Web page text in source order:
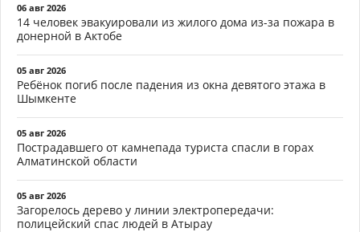
06 авг 2026
14 человек эвакуировали из жилого дома из-за пожара в
донерной в Актобе
05 авг 2026
Ребёнок погиб после падения из окна девятого этажа в
Шымкенте
05 авг 2026
Пострадавшего от камнепада туриста спасли в горах
Алматинской области
05 авг 2026
Загорелось дерево у линии электропередачи:
полицейский спас людей в Атырау